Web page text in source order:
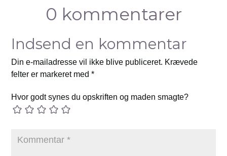
0 kommentarer
Indsend en kommentar
Din e-mailadresse vil ikke blive publiceret. Krævede
felter er markeret med*
Hvor godt synes du opskriften og maden smagte?